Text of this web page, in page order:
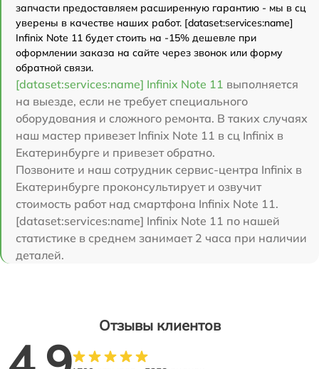
запчасти предоставляем расширенную гарантию - мы в сц
уверены в качестве наших работ. [dataset:services:name]
Infinix Note 11 будет стоить на -15% дешевле при
оформлении заказа на сайте через звонок или форму
обратной связи.
[dataset:services:name] Infinix Note 11 выполняется
на выезде, если не требует специального
оборудования и сложного ремонта. В таких случаях
наш мастер привезет Infinix Note 11 в сц Infinix в
Екатеринбурге и привезет обратно.
Позвоните и наш сотрудник сервис-центра Infinix в
Екатеринбурге проконсультирует и озвучит
стоимость работ над смартфона Infinix Note 11.
[dataset:services:name] Infinix Note 11 по нашей
статистике в среднем занимает 2 часа при наличии
деталей.
Отзывы клиентов